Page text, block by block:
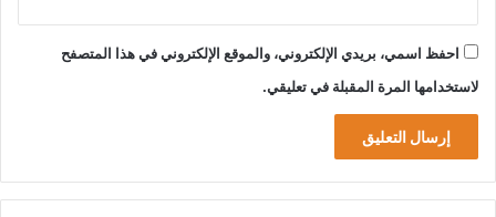
احفظ اسمي، بريدي الإلكتروني، والموقع الإلكتروني في هذا المتصفح
لاستخدامها المرة المقبلة في تعليقي.